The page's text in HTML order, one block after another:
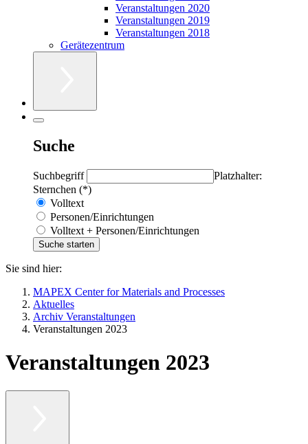
Veranstaltungen 2020
Veranstaltungen 2019
Veranstaltungen 2018
Gerätezentrum
Suche
Suchbegriff
Platzhalter:
Sternchen (*)
Volltext
Personen/Einrichtungen
Volltext + Personen/Einrichtungen
Sie sind hier:
MAPEX Center for Materials and Processes
Aktuelles
Archiv Veranstaltungen
Veranstaltungen 2023
Veranstaltungen 2023